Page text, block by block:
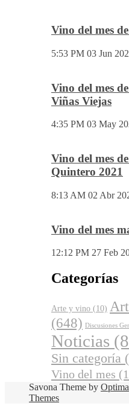
Vino del mes
5:53 PM 03 Jun
Vino del mes
Viñas Viejas
4:35 PM 03 May
Vino del mes
Quintero 2021
8:13 AM 02 Abr
Vino del mes
12:12 PM 27 Feb
Categorías
Arte y vino (10)
(648) Discusiones
Noticias
Sin categoría
Vino del mes
Savona Theme by Optima
Themes